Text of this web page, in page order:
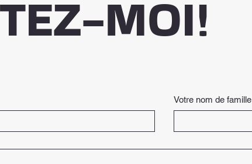
MOI!
Votre nom de famille